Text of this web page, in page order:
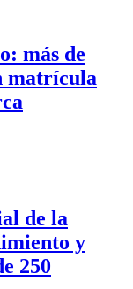
más de
matrícula
de la
y
250